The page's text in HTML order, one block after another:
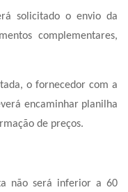
solicitado o envio da
complementares,
o fornecedor com a
encaminhar planilha
de preços.
não será inferior a 60